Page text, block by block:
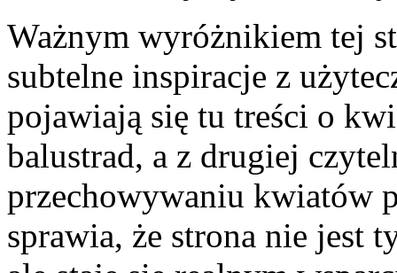
Ważnym wyróżnikiem tej
subtelne inspiracje z
pojawiają się tu treści o
balustrad, a z drugiej
przechowywaniu kwiatów
sprawia, że strona nie jest